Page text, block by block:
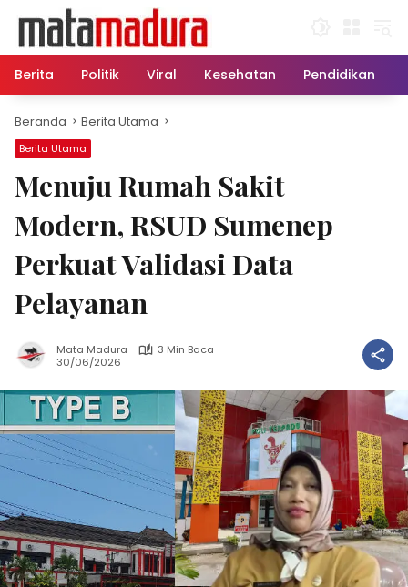
konten
Berita
Politik Viral Kesehatan Pendidikan
Beranda Berita Utama
Berita Utama
Menuju Rumah Sakit
Modern, RSUD Sumenep
Perkuat Validasi Data
Pelayanan
Mata Madura
3 Min Baca
30/06/2026